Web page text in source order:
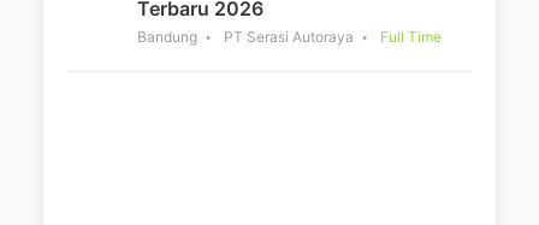
Terbaru 2026
Bandung PT Serasi Autoraya Full Time